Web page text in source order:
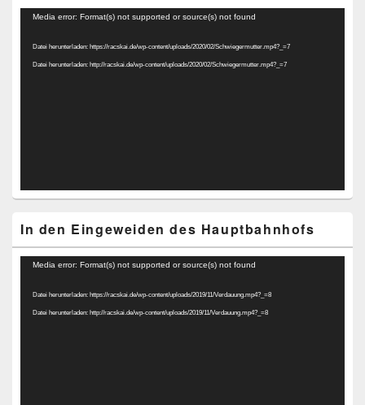
Video-
Media error: Format(s) not supported or source(s) not found
Datei herunterladen: https://racskai.de/wp-content/uploads/2020/02/Schwiegermutter.mp4?_=7
Datei herunterladen: http://racskai.de/wp-content/uploads/2020/02/Schwiegermutter.mp4?_=7
In den Eingeweiden des Hauptbahnhofs
Video-
Media error: Format(s) not supported or source(s) not found
Datei herunterladen: https://racskai.de/wp-content/uploads/2019/11/Verdauung.mp4?_=8
Datei herunterladen: http://racskai.de/wp-content/uploads/2019/11/Verdauung.mp4?_=8